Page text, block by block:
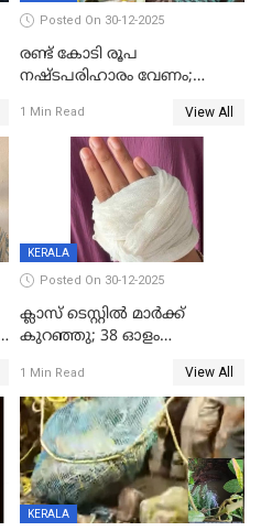
Posted On 30-12-2025
രണ്ട് കോടി രൂപ
നഷ്ടപരിഹാരം വേണം;
നോട്ടീസയച്ച് ഉമാ തോമസ്
1 Min Read View All
KERALA
Posted On 30-12-2025
ക്ലാസ് ടെസ്റ്റിൽ മാർക്ക്
കുറഞ്ഞു; 38 ഓളം
സെന്ററിലെ അധ്യാപകന്‍
മർദിച്ചതായി പരാതി
1 Min Read View All
KERALA